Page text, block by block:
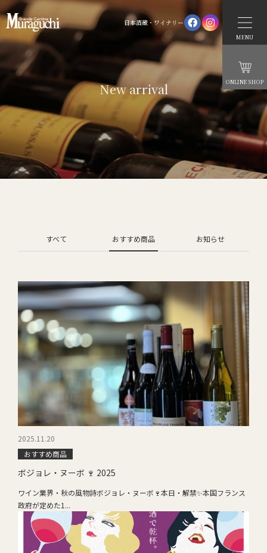
日本酒蔵・ワイナリー
MENU
ONLINE SHOP
New arrival
すべて おすすめ商品 お知らせ
2025.11.20
おすすめ商品
ボジョレ・ヌーボ 🍷 2025
ワイン業界・秋の風物詩ボジョレ・ヌーボ🍷本日・解禁✨本国フランス
政府が定めた1...